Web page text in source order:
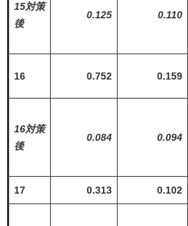
15対策
後
0.125 0.110
16 0.752 0.159
16対策
後
0.084 0.094
17 0.313 0.102